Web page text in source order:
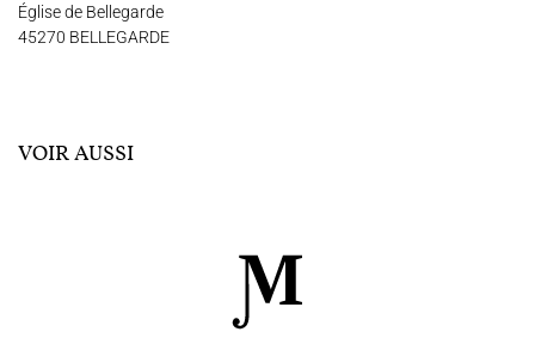
Église de Bellegarde
45270 BELLEGARDE
VOIR AUSSI